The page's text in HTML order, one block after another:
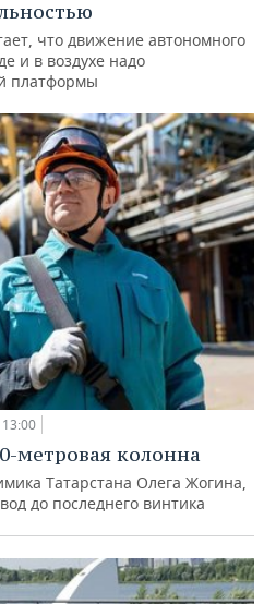
что движение автономного
и в воздухе надо
платформы
метровая колонна
Татарстана Олега Жогина,
до последнего винтика